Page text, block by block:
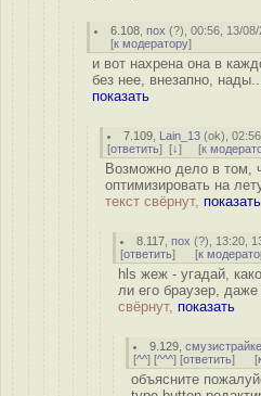
6.108 ,пох (?), 00:56, 13/
[к модератору]
и вот нахрена она в
без нее, внезапно,
показать
7.109 Lain_13 (ok),
[ответить] [↓] [к
Возможно дело в том,
оптимизировать на
текст свёрнут, показать
8.117 ,пох (?), 13:20,
[ответить] [к
hls жеж - угадай,
ли его браузер,
свёрнут, показать
9.129 ,
[^^] [^^^] [ответить] [
объясните